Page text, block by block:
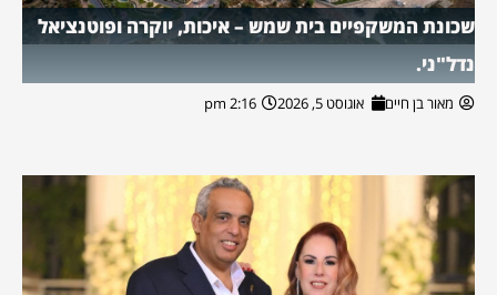
שכונת המשקפיים בית שמש – איכות, יוקרה ופוטנציאל
נדל"ני.
מאור בן חיים אוגוסט 5, 2026 2:16 pm